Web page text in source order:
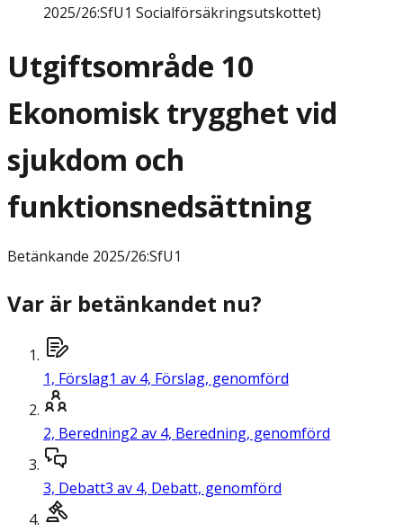
2025/26:SfU1 Socialförsäkringsutskottet)
Utgiftsområde 10
Ekonomisk trygghet vid
sjukdom och
funktionsnedsättning
Betänkande 2025/26:SfU1
Var är betänkandet nu?
1, Förslag1 av 4, Förslag, genomförd
2, Beredning2 av 4, Beredning, genomförd
3, Debatt3 av 4, Debatt, genomförd